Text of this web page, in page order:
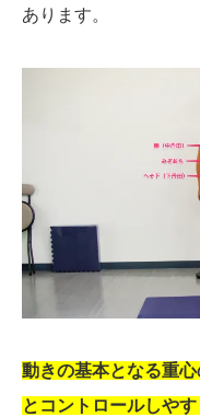
あります。
動きの基本となる重
とコントロールしや